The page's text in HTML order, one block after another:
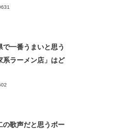
で一番うまいと思う
系ラーメン店」はど
の歌声だと思うボー